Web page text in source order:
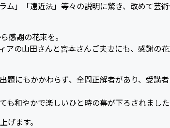
」「遠近法」等々の説明に驚き、改めて芸
感謝の花束を。
の山田さんと宮本さんご夫妻にも、感謝の
にもかかわらず、全問正解者があり、受講
和やかで楽しいひと時の幕が下ろされました
げます。